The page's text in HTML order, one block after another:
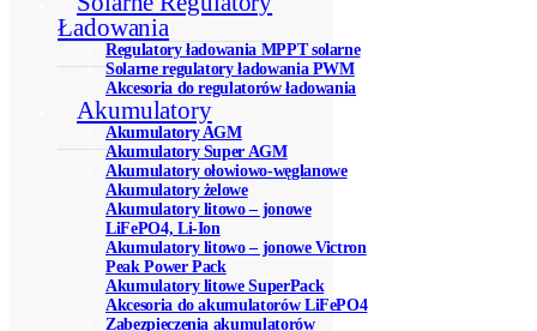
Ładowania
Regulatory ładowania MPPT solarne
Solarne regulatory ładowania PWM
Akcesoria do regulatorów ładowania
Akumulatory
Akumulatory AGM
Akumulatory Super AGM
Akumulatory ołowiowo-węglanowe
Akumulatory żelowe
Akumulatory litowo – jonowe
LiFePO4, Li-Ion
Akumulatory litowo – jonowe Victron
Peak Power Pack
Akumulatory litowe SuperPack
Akcesoria do akumulatorów LiFePO4
Zabezpieczenia akumulatorów